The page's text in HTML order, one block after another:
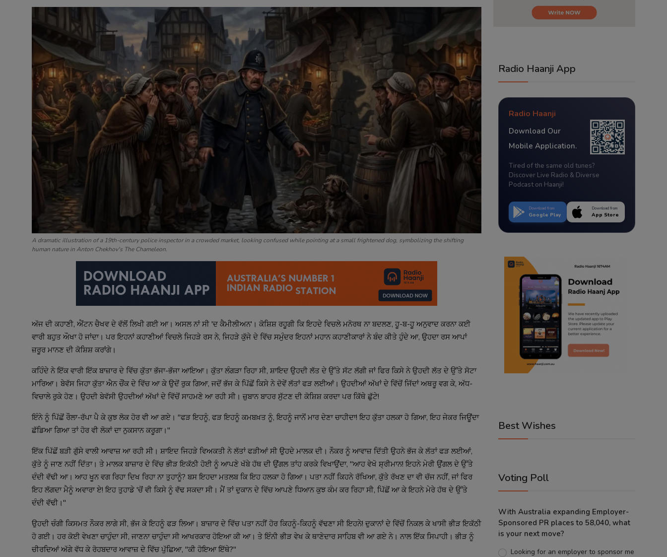
A dramatic illustration of a 19th-century police inspector in a crowded market, looking confused while pointing at a small frightened dog, symbolizing the shifting
human nature in Anton Chekhov's The Chameleon.
ਅੱਜ ਦੀ ਕਹਾਣੀ, ਐਂਟਨ ਚੈਖਵ ਦੇ ਵੱਲੋਂ ਲਿਖੀ ਗਈ ਆ। ਅਸਲ ਨਾਂ ਸੀ 'ਦ ਕੈਮੀਲੀਅਨ'। ਕੋਸ਼ਿਸ਼ ਰਹੂਗੀ ਕਿ ਇਹਦੇ ਵਿਚਲੇ ਮਨੋਰਥ ਨਾ ਬਦਲਣ, ਹੂ-ਬ-ਹੂ ਅਨੁਵਾਦ ਕਰਨਾ ਕਈ
ਵਾਰੀ ਬਹੁਤ ਔਖਾ ਹੋ ਜਾਂਦਾ। ਪਰ ਇਹਨਾਂ ਕਹਾਣੀਆਂ ਵਿਚਲੇ ਜਿਹੜੇ ਰਸ ਨੇ, ਜਿਹੜੇ ਕੁੱਜੇ ਦੇ ਵਿੱਚ ਸਮੁੰਦਰ ਇਹਨਾਂ ਮਹਾਨ ਕਹਾਣੀਕਾਰਾਂ ਨੇ ਬੰਦ ਕੀਤੇ ਹੁੰਦੇ ਆ, ਉਹਦਾ ਰਸ ਆਪਾਂ
ਜ਼ਰੂਰ ਮਾਨਣ ਦੀ ਕੋਸ਼ਿਸ਼ ਕਰਾਂਗੇ।
ਕਹਿੰਦੇ ਨੇ ਇੱਕ ਵਾਰੀ ਇੱਕ ਬਾਜ਼ਾਰ ਦੇ ਵਿੱਚ ਕੁੱਤਾ ਭੱਜਾ-ਭੱਜਾ ਆਇਆ। ਕੁੱਤਾ ਲੰਗੜਾ ਰਿਹਾ ਸੀ, ਸ਼ਾਇਦ ਉਹਦੀ ਲੱਤ ਦੇ ਉੱਤੇ ਸੱਟ ਲੱਗੀ ਜਾਂ ਫਿਰ ਕਿਸੇ ਨੇ ਉਹਦੀ ਲੱਤ ਦੇ ਉੱਤੇ ਸੋਟਾ
ਮਾਰਿਆ। ਬੇਵੱਸ ਜਿਹਾ ਕੁੱਤਾ ਐਨ ਚੌਂਕ ਦੇ ਵਿੱਚ ਆ ਕੇ ਉਦੋਂ ਰੁਕ ਗਿਆ, ਜਦੋਂ ਭੱਜ ਕੇ ਪਿੱਛੋਂ ਕਿਸੇ ਨੇ ਦੋਵੇਂ ਲੱਤਾਂ ਫੜ ਲਈਆਂ। ਉਹਦੀਆਂ ਅੱਖਾਂ ਦੇ ਵਿੱਚੋਂ ਜਿੱਦਾਂ ਅਥਰੂ ਵਗ ਕੇ, ਅੱਧ-
ਵਿਚਾਲੇ ਰੁਕੇ ਹੋਣ। ਉਹਦੀ ਬੇਵੱਸੀ ਉਹਦੀਆਂ ਅੱਖਾਂ ਦੇ ਵਿੱਚੋਂ ਸਾਹਮਣੇ ਆ ਰਹੀ ਸੀ। ਜ਼ੁਬਾਨ ਬਾਹਰ ਸੁੱਟਣ ਦੀ ਕੋਸ਼ਿਸ਼ ਕਰਦਾ ਪਰ ਕਿੱਥੇ ਛੁੱਟੇ!
ਇੰਨੇ ਨੂੰ ਪਿੱਛੋਂ ਰੌਲਾ-ਰੱਪਾ ਪੈ ਕੇ ਕੁਝ ਲੋਕ ਹੋਰ ਵੀ ਆ ਗਏ। "ਫੜ ਇਹਨੂੰ, ਫੜ ਇਹਨੂੰ ਕਮਬਖ਼ਤ ਨੂੰ, ਇਹਨੂੰ ਜਾਨੋਂ ਮਾਰ ਦੇਣਾ ਚਾਹੀਦਾ! ਇਹ ਕੁੱਤਾ ਹਲਕਾ ਹੋ ਗਿਆ, ਇਹ ਜੇਕਰ ਜਿਊਂਦਾ
ਛੱਡਿਆ ਗਿਆ ਤਾਂ ਹੋਰ ਵੀ ਲੋਕਾਂ ਦਾ ਨੁਕਸਾਨ ਕਰੂਗਾ।"
ਇੱਕ ਪਿੱਛੋਂ ਬੜੀ ਗੁੱਸੇ ਵਾਲੀ ਆਵਾਜ਼ ਆ ਰਹੀ ਸੀ। ਸ਼ਾਇਦ ਜਿਹੜੇ ਵਿਅਕਤੀ ਨੇ ਲੱਤਾਂ ਫੜੀਆਂ ਸੀ ਉਹਦੇ ਮਾਲਕ ਦੀ। ਨੌਕਰ ਨੂੰ ਆਵਾਜ਼ ਦਿੱਤੀ ਉਹਨੇ ਭੱਜ ਕੇ ਲੱਤਾਂ ਫੜ ਲਈਆਂ,
ਕੁੱਤੇ ਨੂੰ ਜਾਣ ਨਹੀਂ ਦਿੱਤਾ। ਤੇ ਮਾਲਕ ਬਾਜ਼ਾਰ ਦੇ ਵਿੱਚ ਭੀੜ ਇਕੱਠੀ ਹੋਈ ਨੂੰ ਆਪਣੇ ਖੱਬੇ ਹੱਥ ਦੀ ਉਂਗਲ ਤਾਂਹ ਕਰਕੇ ਵਿਖਾਉਂਦਾ, "ਆਹ ਵੇਖੋ ਸ਼੍ਰੀਮਾਨ! ਇਹਨੇ ਮੇਰੀ ਉਂਗਲ ਦੇ ਉੱਤੇ
ਦੰਦੀ ਵੱਢੀ ਆ। ਆਹ ਖੂਨ ਵਗ ਰਿਹਾ ਦਿਖ ਰਿਹਾ ਨਾ ਤੁਹਾਨੂੰ? ਬਸ ਇਹਦਾ ਮਤਲਬ ਕਿ ਇਹ ਹਲਕਾ ਹੋ ਗਿਆ। ਪਤਾ ਨਹੀਂ ਕਿਹਨੇ ਰੱਖਿਆ, ਕੁੱਤੇ ਰੱਖਣ ਦਾ ਵੀ ਚੱਜ ਨਹੀਂ, ਜਾਂ ਫਿਰ
ਇਹ ਲੱਗਦਾ ਮੈਨੂੰ ਅਵਾਰਾ ਏ! ਇਹ ਤੁਹਾਡੇ 'ਚੋਂ ਵੀ ਕਿਸੇ ਨੂੰ ਵੱਢ ਸਕਦਾ ਸੀ। ਮੈਂ ਤਾਂ ਦੁਕਾਨ ਦੇ ਵਿੱਚ ਆਪਣੇ ਧਿਆਨ ਕੁਝ ਕੰਮ ਕਰ ਰਿਹਾ ਸੀ, ਪਿੱਛੋਂ ਆ ਕੇ ਇਹਨੇ ਮੇਰੇ ਹੱਥ ਦੇ ਉੱਤੇ
ਦੰਦੀ ਵੱਢੀ।"
ਉਹਦੀ ਚੰਗੀ ਕਿਸਮਤ ਨੌਕਰ ਲਾਗੇ ਸੀ, ਭੱਜ ਕੇ ਇਹਨੂੰ ਫੜ ਲਿਆ। ਬਾਜ਼ਾਰ ਦੇ ਵਿੱਚ ਪਤਾ ਨਹੀਂ ਹੋਰ ਕਿਹਨੂੰ-ਕਿਹਨੂੰ ਵੱਢਣਾ ਸੀ ਇਹਨੇ! ਦੁਕਾਨਾਂ ਦੇ ਵਿੱਚੋਂ ਨਿਕਲ ਕੇ ਖਾਸੀ ਭੀੜ ਇਕੱਠੀ
ਹੋ ਗਈ। ਹਰ ਕੋਈ ਵੇਖਣਾ ਚਾਹੁੰਦਾ ਸੀ, ਜਾਣਨਾ ਚਾਹੁੰਦਾ ਸੀ ਆਖਰਕਾਰ ਹੋਇਆ ਕੀ ਆ। ਤੇ ਇੰਨੀ ਭੀੜ ਵੇਖ ਕੇ ਥਾਣੇਦਾਰ ਸਾਹਿਬ ਵੀ ਆ ਗਏ ਨੇ। ਨਾਲ ਇੱਕ ਸਿਪਾਹੀ। ਭੀੜ ਨੂੰ
ਚੀਰਦਿਆਂ ਅੱਗੇ ਵੱਧ ਕੇ ਰੋਹਬਦਾਰ ਆਵਾਜ਼ ਦੇ ਵਿੱਚ ਪੁੱਛਿਆ, "ਕੀ ਹੋਇਆ ਇੱਥੇ?"
Radio Haanji App
Radio Haanji
Download Our
Mobile Application.
Tired of the same old tunes?
Discover Live Radio & Diverse
Podcast on Haanji!
Download from
Google Play
Download from
App Store
Best Wishes
Voting Poll
With Australia expanding Employer-
Sponsored PR places to 58,040, what
is your next move?
Looking for an employer to sponsor me